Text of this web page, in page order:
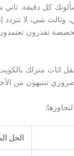
كل دقيقة.
وثالث شي، لا
تقدرون
الحل